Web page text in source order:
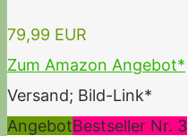
79,99 EUR
Zum Amazon Angebot*
Versand; Bild-Link*
AngebotBestseller Nr. 3